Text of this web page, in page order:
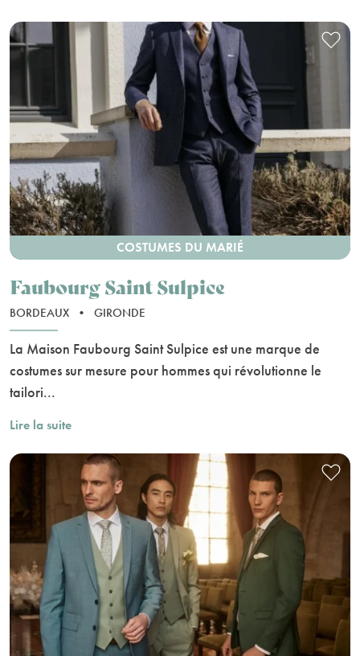
COSTUMES DU MARIÉ
Faubourg Saint Sulpice
BORDEAUX • GIRONDE
La Maison Faubourg Saint Sulpice est une marque de
costumes sur mesure pour hommes qui révolutionne le
tailori...
Lire la suite